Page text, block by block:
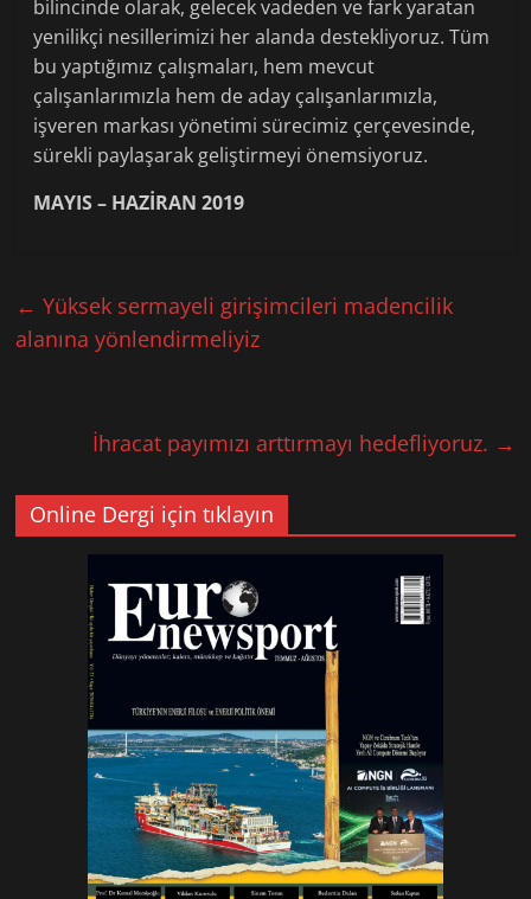
bilincinde olarak, gelecek vadeden ve fark yaratan
yenilikçi nesillerimizi her alanda destekliyoruz. Tüm
bu yaptığımız çalışmaları, hem mevcut
çalışanlarımızla hem de aday çalışanlarımızla,
işveren markası yönetimi sürecimiz çerçevesinde,
sürekli paylaşarak geliştirmeyi önemsiyoruz.
MAYIS – HAZİRAN 2019
← Yüksek sermayeli girişimcileri madencilik
alanına yönlendirmeliyiz
İhracat payımızı arttırmayı hedefliyoruz. →
Online Dergi için tıklayın